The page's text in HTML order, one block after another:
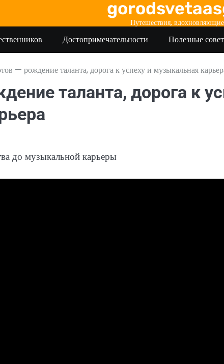
Путешествия,
Достопримечательности Полезные
— рождение таланта, дорога к успеху и музыкальная
таланта, дорога к